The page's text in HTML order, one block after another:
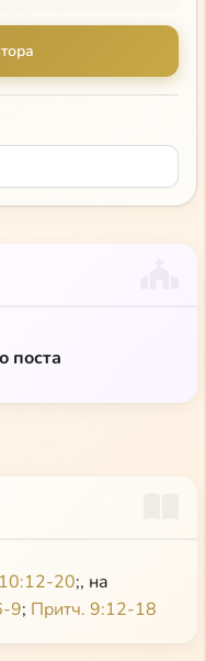
которую часть
поста
20;, на
9; Притч. 9:12-18